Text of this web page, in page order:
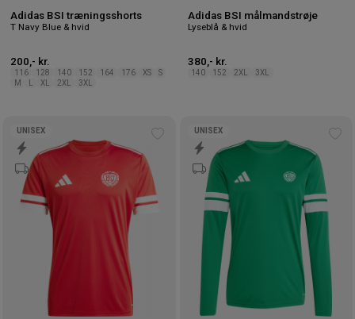
Adidas BSI træningsshorts
T Navy Blue & hvid
200,- kr.
116 128 140 152 164 176 XS
S
M
L XL 2XL 3XL
Adidas BSI målmandstrøje
Lyseblå & hvid
380,- kr.
140 152 2XL 3XL
ønskeliste
UNISEX UNISEX